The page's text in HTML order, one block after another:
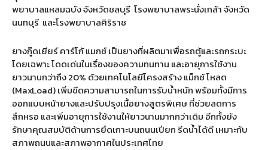
พยาบาลแหลมฉบัง จังหวัดชลบุรี โรงพยาบาลพระนั่งเกล้า จังหวัด
นนทบุรี และโรงพยาบาลศิริราช
ยางกู๊ดเยียร์ คาร์โก้ แมกซ์ เป็นยางที่ผลิตมาเพื่อรถตู้และรถกระบะ
โดยเฉพาะ โดดเด่นในเรื่องของความทนทาน และอายุการใช้งาน
ยาวนานกว่าถึง 20% ด้วยเทคโนโลยีโครงสร้าง แม็กซ์ โหลด
(MaxLoad) เพิ่มขีดความสามารถในการรับน้ำหนัก พร้อมทั้งมีการ
ออกแบบหน้ายางและปรับปรุงเนื้อยางสูตรพิเศษ ที่ช่วยลดการ
สึกหรอ และเพิ่มอายุการใช้งานให้ยาวนานมากกว่าเดิม อีกทั้งยัง
รักษาคุณสมบัติด้านการยึดเกาะบนถนนเปียก รีดน้ำได้ดี เหมาะกับ
สภาพถนนและสภาพอากาศในประเทศไทย